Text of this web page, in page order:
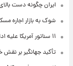
ایران چگونه دست
شوک به بازار اجاره
۱۱ سناتور آمریکا علیه ادامه جنگ با ایران وارد عمل شدند
تأکید جهانگیر بر نقش